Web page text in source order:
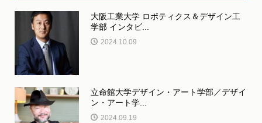
大阪工業大学 ロボティクス＆デザイン工
学部 インタビ...
2024.10.09
立命館大学デザイン・アート学部／デザイ
ン・アート学...
2024.09.19